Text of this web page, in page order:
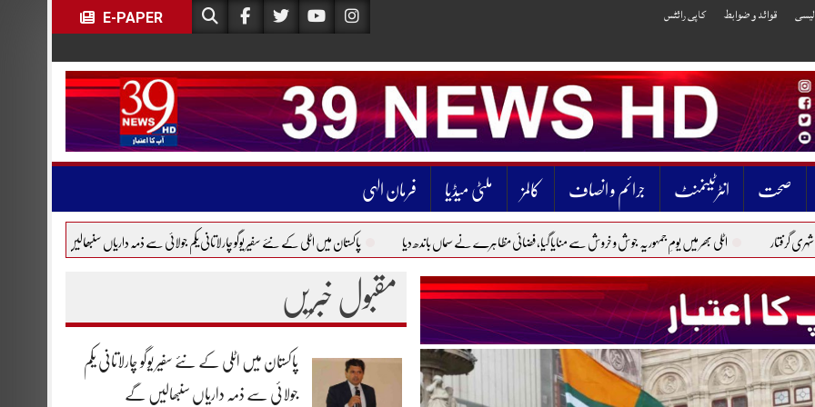
E-PAPER قوائد و ضوابط
کاپی رائٹس
صحت انٹرٹینمنٹ جرائم و انصاف کالمز ملٹی میڈیا فرمان الہی
اٹلی بھر میں یومِ جمہوریہ جوش و خروش سے منایا گیا، فضائی مظاہرے نے سماں باندھ دیا پاکستان میں اٹلی کے نئے سفیر یوگو چارلاتانی یکم جولائی سے ذمہ داریاں سنبھالیں گے یورپی فضائی مسافروں
مقبول خبریں
پاکستان میں اٹلی کے نئے سفیر یوگو چارلاتانی یکم
جولائی سے ذمہ داریاں سنبھالیں گے